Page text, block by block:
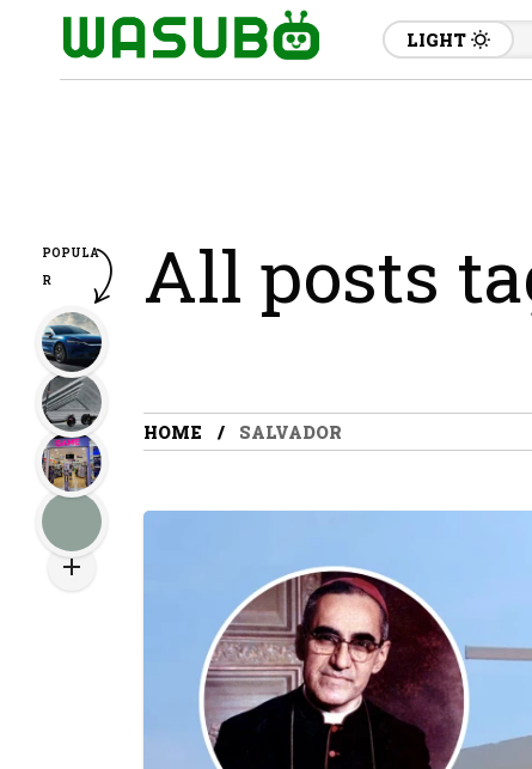
LIGHT
All posts
HOME SALVADOR
POPULA
R